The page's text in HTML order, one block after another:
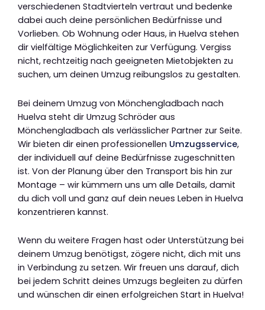
verschiedenen Stadtvierteln vertraut und bedenke
dabei auch deine persönlichen Bedürfnisse und
Vorlieben. Ob Wohnung oder Haus, in Huelva stehen
dir vielfältige Möglichkeiten zur Verfügung. Vergiss
nicht, rechtzeitig nach geeigneten Mietobjekten zu
suchen, um deinen Umzug reibungslos zu gestalten.
Bei deinem Umzug von Mönchengladbach nach
Huelva steht dir Umzug Schröder aus
Mönchengladbach als verlässlicher Partner zur Seite.
Wir bieten dir einen professionellen Umzugsservice,
der individuell auf deine Bedürfnisse zugeschnitten
ist. Von der Planung über den Transport bis hin zur
Montage – wir kümmern uns um alle Details, damit
du dich voll und ganz auf dein neues Leben in Huelva
konzentrieren kannst.
Wenn du weitere Fragen hast oder Unterstützung bei
deinem Umzug benötigst, zögere nicht, dich mit uns
in Verbindung zu setzen. Wir freuen uns darauf, dich
bei jedem Schritt deines Umzugs begleiten zu dürfen
und wünschen dir einen erfolgreichen Start in Huelva!